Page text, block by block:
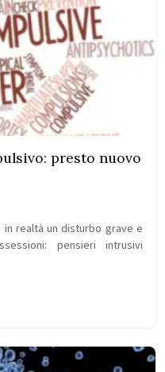
presto nuovo
realtà un disturbo grave e
pensieri intrusivi